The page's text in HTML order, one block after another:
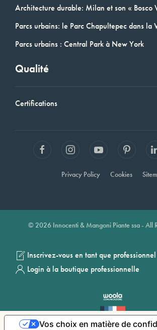
Architecture durable: Milan et son « Bosco
Parcs urbains: le Parc Chapultepec dans
Parcs urbains : Central Park à New York
Qualité
Certifications
Privacy Policy Cookies
© 2026 Innocenti & Mangoni Piante ssa - All
Inscrivez-vous en tant que professionnel
Login à la boutique professionnelle
Vos choix en matière de